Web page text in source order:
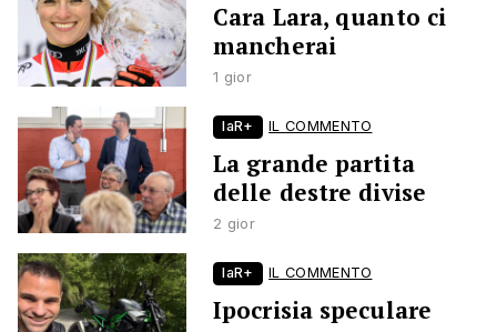
Cara Lara, quanto ci
mancherai
1 gior
laR+ IL COMMENTO
La grande partita
delle destre divise
2 gior
laR+ IL COMMENTO
Ipocrisia speculare